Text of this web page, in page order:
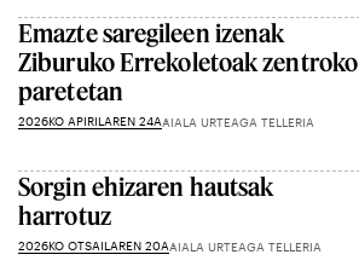
Emazte saregileen izenak
Ziburuko Errekoletoak zentroko
paretetan
2026KO APIRILAREN 24AAIALA URTEAGA TELLERIA
Sorgin ehizaren hautsak
harrotuz
2026KO OTSAILAREN 20AAIALA URTEAGA TELLERIA